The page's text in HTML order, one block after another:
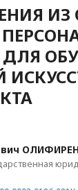
ИЗ